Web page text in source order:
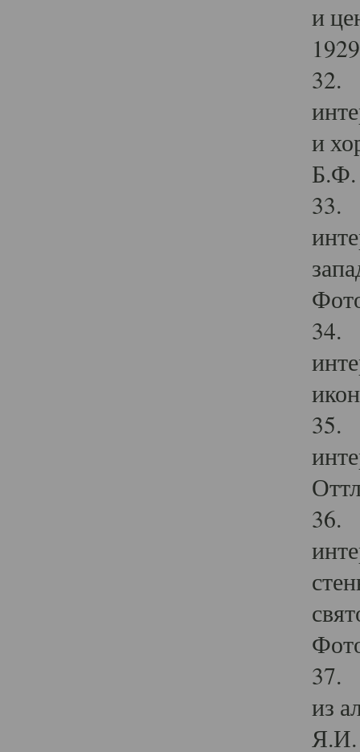
и
32.
и
Б.Ф.
33.
34.
35.
36.
37.
из
Я.И.